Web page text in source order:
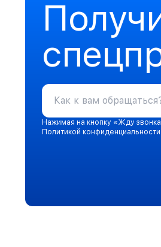
Нажимая на кнопку «Жду
Политикой конфиденциальности